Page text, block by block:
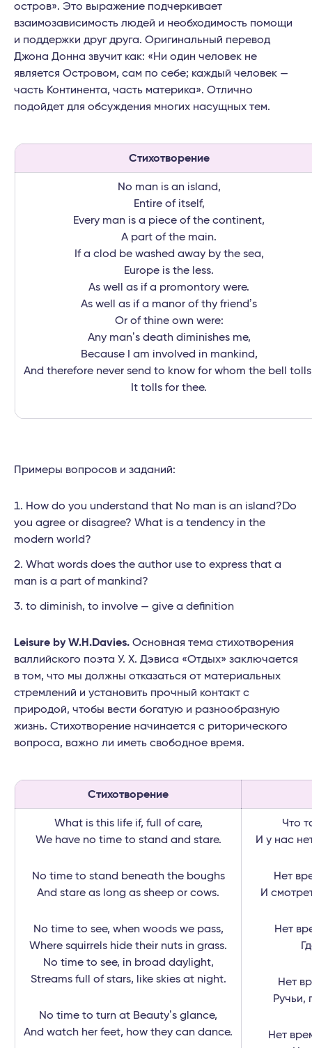
остров». Это выражение подчеркивает
взаимозависимость людей и необходимость помощи
и поддержки друг друга. Оригинальный перевод
Джона Донна звучит как: «Ни один человек не
является Островом, сам по себе; каждый человек —
часть Континента, часть материка». Отлично
подойдет для обсуждения многих насущных тем.
Стихотворение
No man is an island,
Entire of itself,
Every man is a piece of the continent,
A part of the main.
If a clod be washed away by the sea,
Europe is the less.
As well as if a promontory were.
As well as if a manor of thy friendʼs
Or of thine own were:
Any manʼs death diminishes me,
Because I am involved in mankind,
And therefore never send to know for whom the bell
It tolls for thee.
Примеры вопросов и заданий:
How do you understand that No man is an island?Do
you agree or disagree? What is a tendency in the
modern world?
What words does the author use to express that a
man is a part of mankind?
to diminish, to involve — give a definition
Leisure by W.H.Davies. Основная тема стихотворения
валлийского поэта У. Х. Дэвиса «Отдых» заключается
в том, что мы должны отказаться от материальных
стремлений и установить прочный контакт с
природой, чтобы вести богатую и разнообразную
жизнь. Стихотворение начинается с риторического
вопроса, важно ли иметь свободное время.
Стихотворение
What is this life if, full of care,
We have no time to stand and stare.
No time to stand beneath the boughs
And stare as long as sheep or cows.
No time to see, when woods we pass,
Where squirrels hide their nuts in grass.
No time to see, in broad daylight,
Streams full of stars, like skies at night.
No time to turn at Beautyʼs glance,
And watch her feet, how they can dance.
Что
И у нас
Нет
И
Нет
Нет
Ручьи,
Нет